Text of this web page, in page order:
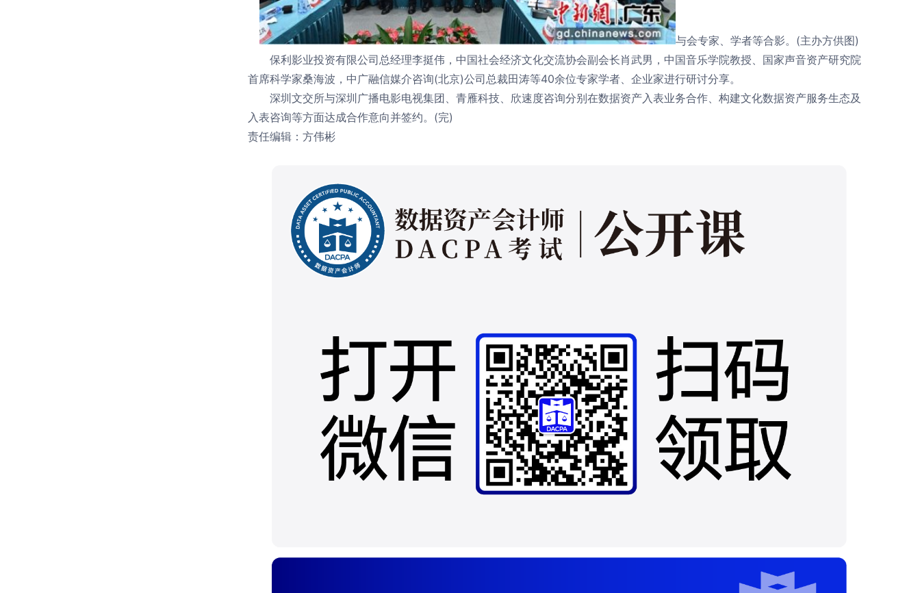
与会专家、学者等合影。(主办方供图)
保利影业投资有限公司总经理李挺伟，中国社会经济文化交流协会副会长肖武男，中国音乐学院教授、国家声音资产研究院
首席科学家桑海波，中广融信媒介咨询(北京)公司总裁田涛等40余位专家学者、企业家进行研讨分享。
深圳文交所与深圳广播电影电视集团、青雁科技、欣速度咨询分别在数据资产入表业务合作、构建文化数据资产服务生态及
入表咨询等方面达成合作意向并签约。(完)
责任编辑：方伟彬